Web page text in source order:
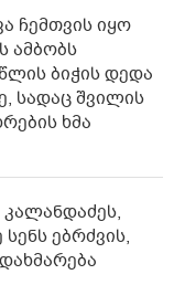
ჩემთვის იყო
ამბობს
ბიჭის დედა
სადაც შვილის
ხმა
ებრძვის,